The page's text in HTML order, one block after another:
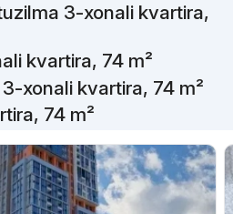
3-xonali kvartira,
kvartira, 74 m²
xonali kvartira, 74 m²
74 m²